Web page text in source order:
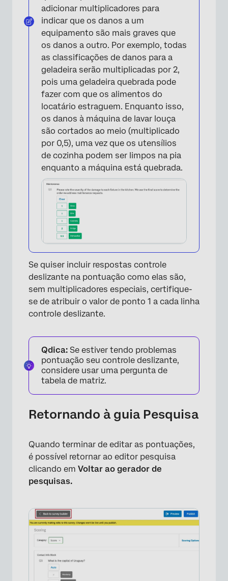
×
adicionar multiplicadores para
indicar que os danos a um
equipamento são mais graves que
os danos a outro. Por exemplo, todas
as classificações de danos para a
geladeira serão multiplicadas por 2,
pois uma geladeira quebrada pode
fazer com que os alimentos do
locatário estraguem. Enquanto isso,
os danos à máquina de lavar louça
são cortados ao meio (multiplicado
por 0,5), uma vez que os utensílios
de cozinha podem ser limpos na pia
enquanto a máquina está quebrada.
Se quiser incluir respostas controle
deslizante na pontuação como elas são,
sem multiplicadores especiais, certifique-
se de atribuir o valor de ponto 1 a cada linha
controle deslizante.
Qdica: Se estiver tendo problemas
pontuação seu controle deslizante,
considere usar uma pergunta de
tabela de matriz.
Retornando à guia Pesquisa
Quando terminar de editar as pontuações,
é possível retornar ao editor pesquisa
clicando em Voltar ao gerador de
pesquisas.